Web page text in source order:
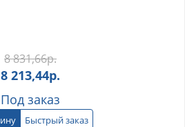
8 831,66р.
8 213,44р.
Под заказ
Быстрый заказ